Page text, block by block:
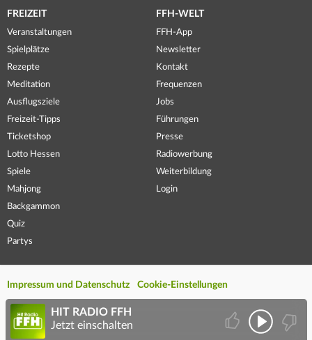
FREIZEIT
Veranstaltungen
Spielplätze
Rezepte
Meditation
Ausflugsziele
Freizeit-Tipps
Ticketshop
Lotto Hessen
Spiele
Mahjong
Backgammon
Quiz
Partys
FFH-WELT
FFH-App
Newsletter
Kontakt
Frequenzen
Jobs
Führungen
Presse
Radiowerbung
Weiterbildung
Login
Impressum und Datenschutz Cookie-Einstellungen
HIT RADIO FFH
Jetzt einschalten